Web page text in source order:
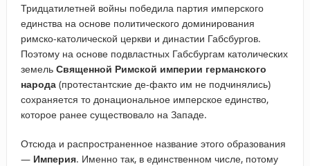
Тридцатилетней войны победила партия имперского
единства на основе политического доминирования
римско-католической церкви и династии Габсбургов.
Поэтому на основе подвластных Габсбургам католических
земель Священной Римской империи германского
народа(протестантские де-факто им не подчинялись)
сохраняется то донациональное имперское единство,
которое ранее существовало на Западе.
Отсюда и распространенное название этого образования
— Империя. Именно так, в единственном числе, потому